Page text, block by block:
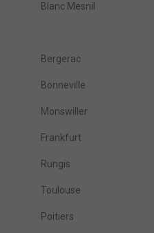
Blanc Mesnil
Bergerac
Bonneville
Monswiller
Frankfurt
Rungis
Toulouse
Poitiers